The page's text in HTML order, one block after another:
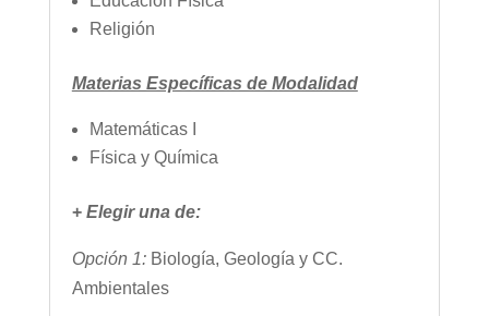
Religión
Materias Específicas de Modalidad
Matemáticas I
Física y Química
+ Elegir una de:
Opción 1: Biología, Geología y CC.
Ambientales